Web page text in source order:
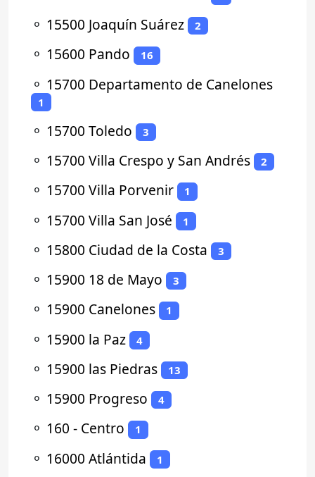
⚬ 15500 Joaquín Suárez 2
⚬ 15600 Pando 16
⚬ 15700 Departamento de Canelones
1
⚬ 15700 Toledo 3
⚬ 15700 Villa Crespo y San Andrés 2
⚬ 15700 Villa Porvenir 1
⚬ 15700 Villa San José 1
⚬ 15800 Ciudad de la Costa 3
⚬ 15900 18 de Mayo 3
⚬ 15900 Canelones 1
⚬ 15900 la Paz 4
⚬ 15900 las Piedras 13
⚬ 15900 Progreso 4
⚬ 160 - Centro 1
⚬ 16000 Atlántida 1